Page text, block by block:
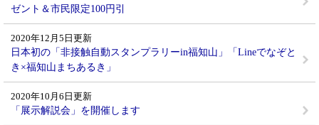
ゼント＆市民限定100円引
2020年12月5日更新
日本初の「非接触自動スタンプラリーin福知山」「Lineでなぞと
き×福知山まちあるき」
2020年10月6日更新
「展示解説会」を開催します